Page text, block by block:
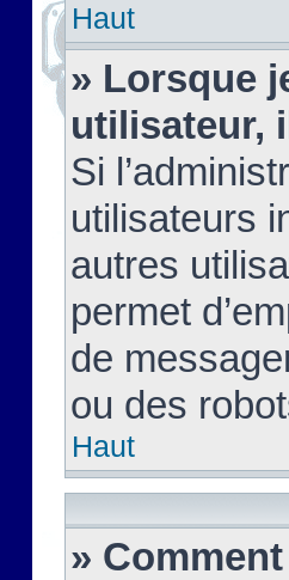
Haut
» Lorsque
utilisateur,
Si
utilisateurs
autres
permet
de
ou des
Haut
»